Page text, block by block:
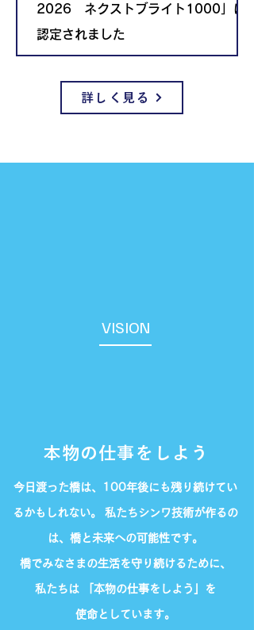
2026 ネクストブライト1000」に
認定されました
詳しく見る
VISION
本物の仕事をしよう
今日渡った橋は、100年後にも残り続けてい
るかもしれない。 私たちシンワ技術が作るの
は、橋と未来への可能性です。
橋でみなさまの生活を守り続けるために、
私たちは 「本物の仕事をしよう」を
使命としています。